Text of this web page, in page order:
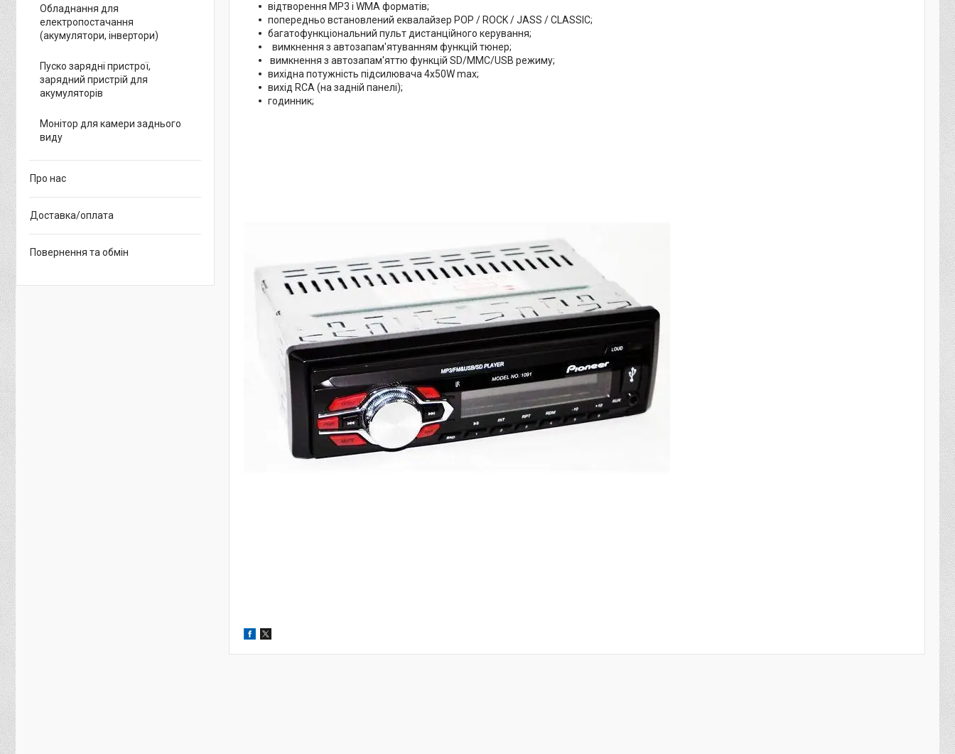
відтворення МР3 і WMA форматів;
попередньо встановлений еквалайзер POP / ROCK / JASS / CLASSIC;
багатофункціональний пульт дистанційного керування;
вимкнення з автозапам'ятуванням функцій тюнер;
вимкнення з автозапам'яттю функцій SD/MMC/USB режиму;
вихідна потужність підсилювача 4х50W max;
вихід RCA (на задній панелі);
годинник;
Обладнання для
електропостачання
(акумулятори, інвертори)
Пуско зарядні пристрої,
зарядний пристрій для
акумуляторів
Монітор для камери заднього
виду
Про нас
Доставка/оплата
Повернення та обмін